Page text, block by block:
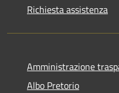
Richiesta assistenza
Amministrazione
Albo Pretorio